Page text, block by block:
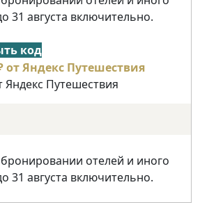
31 августа включительно.
код
Путешествия
отелей и иного
31 августа включительно.